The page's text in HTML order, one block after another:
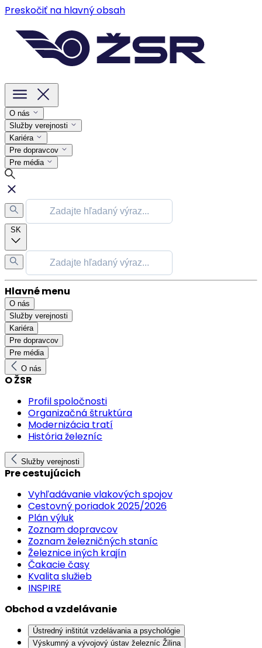
Preskočiť na hlavný obsah
O nás
Služby verejnosti
Kariéra
Pre dopravcov
Pre média
SK
Hlavné menu
O nás
Služby verejnosti
Kariéra
Pre dopravcov
Pre média
O nás
O ŽSR
Profil spoločnosti
Organizačná štruktúra
Modernizácia tratí
História železníc
Služby verejnosti
Pre cestujúcich
Vyhľadávanie vlakových spojov
Cestovný poriadok 2025/2026
Plán výluk
Zoznam dopravcov
Zoznam železničných staníc
Železnice iných krajín
Čakacie časy
Kvalita služieb
INSPIRE
Obchod a vzdelávanie
Ústredný inštitút vzdelávania a psychológie
Výskumný a vývojový ústav železníc Žilina